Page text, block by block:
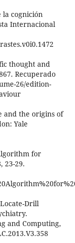
la cognición
Internacional
thought and
Recuperado
26/edition-
and the origins of
Yale
for
23-29.
Drill
and Computing,